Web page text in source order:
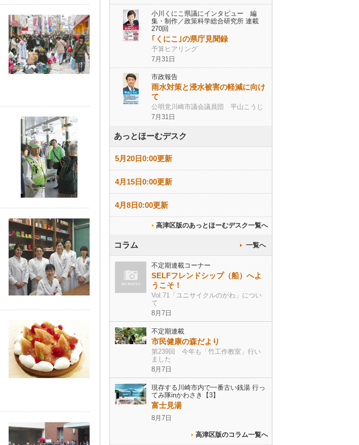
小川くにこ県議にインタビュー 編
集・制作／政策科学総合研究所 連載
270回
｢くにこ｣の県庁見聞録
予算ヒアリング
7月31日
市政報告
雨水対策と浸水被害の軽減に向け
て
公明党川崎市議会議員団 平山こうじ
7月31日
あっとほーむデスク
5月20日0:00更新
4月15日0:00更新
4月8日0:00更新
高津区版のあっとほーむデスク一覧へ
コラム 一覧へ
不定期連載コーナー
SELFフレンドシップ（船）へよ
うこそ！
Vol.71「ユニサイクルのがわ」につい
て
8月7日
不定期連載
市民健康の森だより
第239回 今年も「竹工作教室」行い
ました
8月7日
現存する川崎市内で一番古い銭湯 行っ
てみ隊inかわさき【3】
富士見湯
8月7日
高津区版のコラム一覧へ